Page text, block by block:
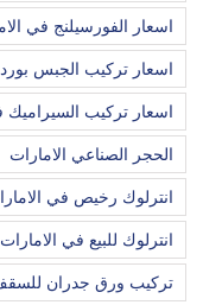
اسعار الفورسيلنج في
اسعار تركيب الجبس
اسعار تركيب السيراميك
الحجر الصناعي الامارات
انترلوك رخيص في
انترلوك للبيع في الامارات
تركيب ورق جدران